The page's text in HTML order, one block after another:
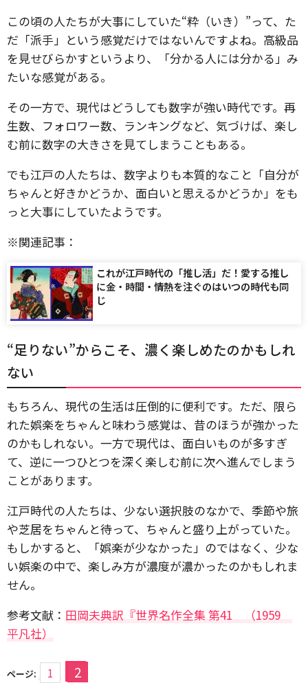
この頃の人たちが大事にしていた“粋（いき）”って、た
だ「派手」という感覚だけではないんですよね。高級品
を見せびらかすというより、「分かる人には分かる」み
たいな感覚がある。
その一方で、現代はどうしても数字が強い時代です。再
生数、フォロワー数、ランキングなど、気づけば、楽し
む前に数字の大きさを見てしまうこともある。
でも江戸の人たちは、数字よりも本質的なこと「自分が
ちゃんと好きかどうか、面白いと思えるかどうか」をも
っと大事にしていたようです。
※関連記事：
これが江戸時代の「推し活」だ！愛する推し
に金・時間・情熱を注ぐのはいつの時代も同
じ
“足りない”からこそ、濃く楽しめたのかもしれ
ない
もちろん、現代の生活は圧倒的に便利です。ただ、限ら
れた娯楽をちゃんと味わう感覚は、昔のほうが強かった
のかもしれない。一方で現代は、面白いものが多すぎ
て、逆に一つひとつを深く楽しむ前に次へ進んでしまう
ことがあります。
江戸時代の人たちは、少ない選択肢のなかで、季節や旅
や芝居をちゃんと待って、ちゃんと盛り上がっていた。
もしかすると、「娯楽が少なかった」のではなく、少な
い娯楽の中で、楽しみ方が濃度が濃かったのかもしれま
せん。
参考文献： 田岡夫典訳『世界名作全集 第41 （1959
平凡社）
ページ: 1 2